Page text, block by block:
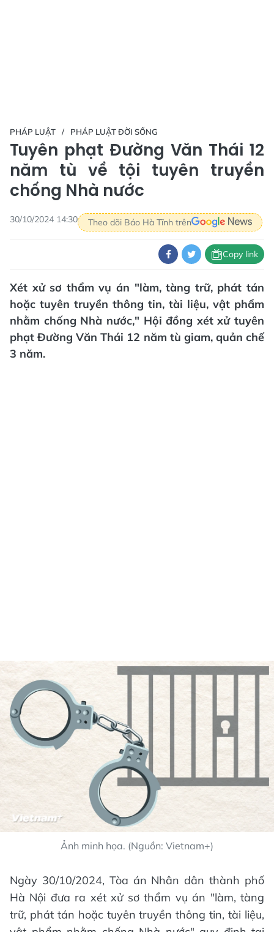
PHÁP LUẬT PHÁP LUẬT ĐỜI SỐNG
Tuyên phạt Đường Văn Thái 12
năm tù về tội tuyên truyền
chống Nhà nước
30/10/2024 14:30 Theo dõi Báo Hà Tĩnh trên
Copy link
Xét xử sơ thẩm vụ án "làm, tàng trữ, phát tán
hoặc tuyên truyền thông tin, tài liệu, vật phẩm
nhằm chống Nhà nước," Hội đồng xét xử tuyên
phạt Đường Văn Thái 12 năm tù giam, quản chế
3 năm.
Ảnh minh họa. (Nguồn: Vietnam+)
Ngày 30/10/2024, Tòa án Nhân dân thành phố
Hà Nội đưa ra xét xử sơ thẩm vụ án "làm, tàng
trữ, phát tán hoặc tuyên truyền thông tin, tài liệu,